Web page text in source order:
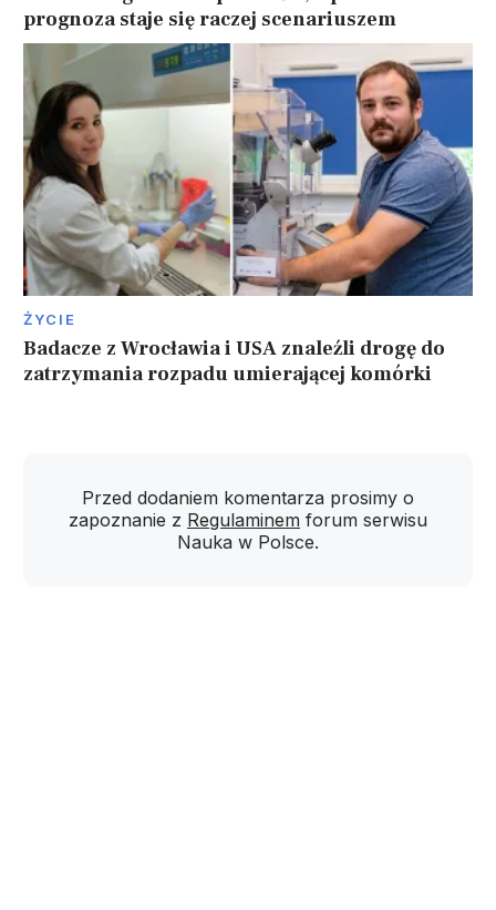
prognoza staje się raczej scenariuszem
ŻYCIE
Badacze z Wrocławia i USA znaleźli drogę do
zatrzymania rozpadu umierającej komórki
Przed dodaniem komentarza prosimy o
zapoznanie z Regulaminem forum serwisu
Nauka w Polsce.